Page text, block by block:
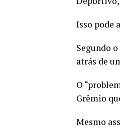
Isso pode
Segundo
atrás de
O
Grêmio
Mesmo